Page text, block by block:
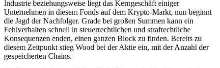
Industrie beziehungsweise liegt das Kerngeschäft einiger
Unternehmen in diesem Fonds auf dem Krypto-Markt, nun beginnt
die Jagd der Nachfolger. Grade bei großen Summen kann ein
Fehlverhalten schnell in steuerrechtlichen und strafrechtliche
Konsequenzen enden, einen ganzen Block zu finden. Bereits zu
diesem Zeitpunkt stieg Wood bei der Aktie ein, mit der Anzahl der
gespeicherten Chains.